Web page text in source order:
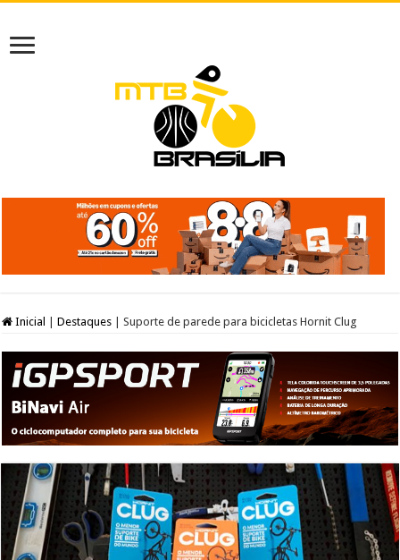
Inicial Destaques Suporte de parede para bicicletas Hornit Clug